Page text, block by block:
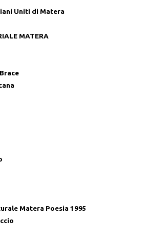
Uniti di Matera
MATERA
Matera Poesia 1995